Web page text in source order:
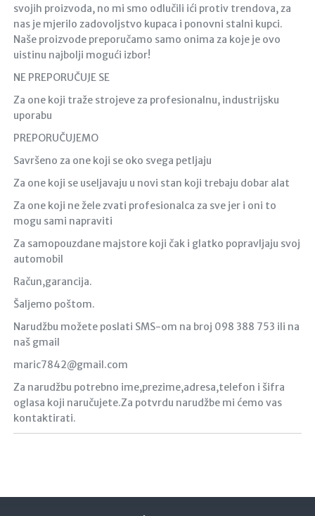
svojih proizvoda, no mi smo odlučili ići protiv trendova, za
nas je mjerilo zadovoljstvo kupaca i ponovni stalni kupci.
Naše proizvode preporučamo samo onima za koje je ovo
uistinu najbolji mogući izbor!
NE PREPORUČUJE SE
Za one koji traže strojeve za profesionalnu, industrijsku
uporabu
PREPORUČUJEMO
Savršeno za one koji se oko svega petljaju
Za one koji se useljavaju u novi stan koji trebaju dobar alat
Za one koji ne žele zvati profesionalca za sve jer i oni to
mogu sami napraviti
Za samopouzdane majstore koji čak i glatko popravljaju svoj
automobil
Račun,garancija.
Šaljemo poštom.
Narudžbu možete poslati SMS-om na broj 098 388 753 ili na
naš gmail
maric7842@gmail.com
Za narudžbu potrebno ime,prezime,adresa,telefon i šifra
oglasa koji naručujete.Za potvrdu narudžbe mi ćemo vas
kontaktirati.